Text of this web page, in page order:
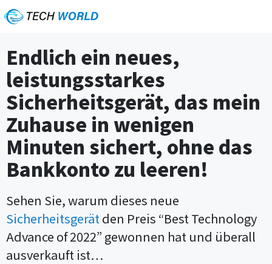
Endlich ein neues,
leistungsstarkes
Sicherheitsgerät, das mein
Zuhause in wenigen
Minuten sichert, ohne das
Bankkonto zu leeren!
Sehen Sie, warum dieses neue
Sicherheitsgerätden Preis “Best Technology
Advance of 2022” gewonnen hat und überall
ausverkauft ist…